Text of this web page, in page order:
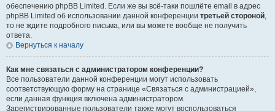
обеспечению phpBB Limited. Если же вы всё-таки пошлёте email в адрес
phpBB Limited об использовании данной конференции третьей стороной,
то не ждите подробного письма, или вы можете вообще не получить
ответа.
Вернуться к началу
Как мне связаться с администратором конференции?
Все пользователи данной конференции могут использовать
соответствующую форму на странице «Связаться с администрацией»,
если данная функция включена администратором.
Зарегистрированные пользователи также могут воспользоваться